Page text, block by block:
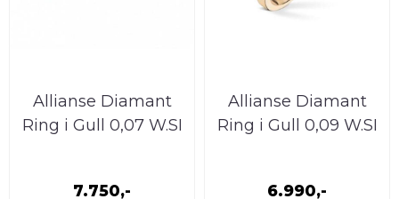
Allianse Diamant
Ring i Gull 0,07 W.SI
7.750,-
Allianse Diamant
Ring i Gull 0,09 W.SI
6.990,-